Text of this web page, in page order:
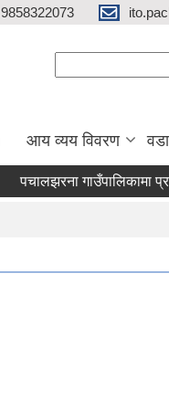
9858322073
आय व्यय विवरण
पचालझरना गाउँपालिकामा